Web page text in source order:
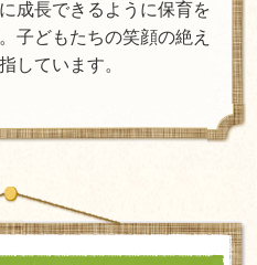
成長できるように保育を
子どもたちの笑顔の絶え
しています。